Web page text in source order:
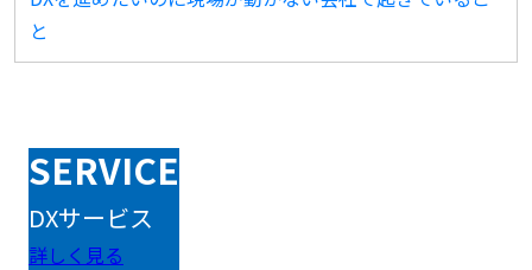
と
SERVICE
DXサービス
詳しく見る